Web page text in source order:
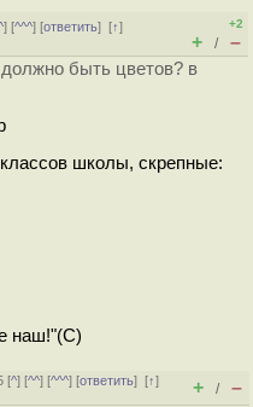
] [^^^] [ответить][↑]
+2
+ / –
быть цветов? в
школы, скрепные:
наш!"(С)
[^] [^^] [^^^] [ответить][↑]
+ / –